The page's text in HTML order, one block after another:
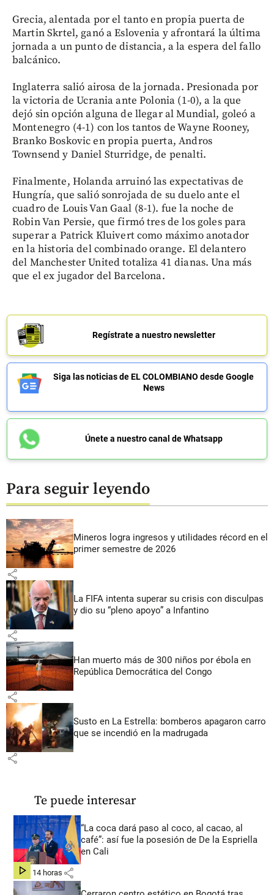
Grecia, alentada por el tanto en propia puerta de
Martin Skrtel, ganó a Eslovenia y afrontará la última
jornada a un punto de distancia, a la espera del fallo
balcánico.
Inglaterra salió airosa de la jornada. Presionada por
la victoria de Ucrania ante Polonia (1-0), a la que
dejó sin opción alguna de llegar al Mundial, goleó a
Montenegro (4-1) con los tantos de Wayne Rooney,
Branko Boskovic en propia puerta, Andros
Townsend y Daniel Sturridge, de penalti.
Finalmente, Holanda arruinó las expectativas de
Hungría, que salió sonrojada de su duelo ante el
cuadro de Louis Van Gaal (8-1). fue la noche de
Robin Van Persie, que firmó tres de los goles para
superar a Patrick Kluivert como máximo anotador
en la historia del combinado orange. El delantero
del Manchester United totaliza 41 dianas. Una más
que el ex jugador del Barcelona.
Regístrate a nuestro newsletter
Siga las noticias de EL COLOMBIANO desde Google
News
Únete a nuestro canal de Whatsapp
Para seguir leyendo
Mineros logra ingresos y utilidades récord en el
primer semestre de 2026
share
La FIFA intenta superar su crisis con disculpas
y dio su “pleno apoyo” a Infantino
share
Han muerto más de 300 niños por ébola en
República Democrática del Congo
share
Susto en La Estrella: bomberos apagaron carro
que se incendió en la madrugada
share
Te puede interesar
“La coca dará paso al coco, al cacao, al
café”: así fue la posesión de De la Espriella
en Cali
hace 14 horas share